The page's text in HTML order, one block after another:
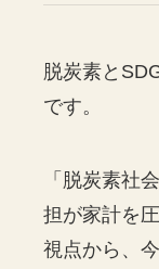
脱炭素と
です。
「脱炭素社
担が家計を
視点から、